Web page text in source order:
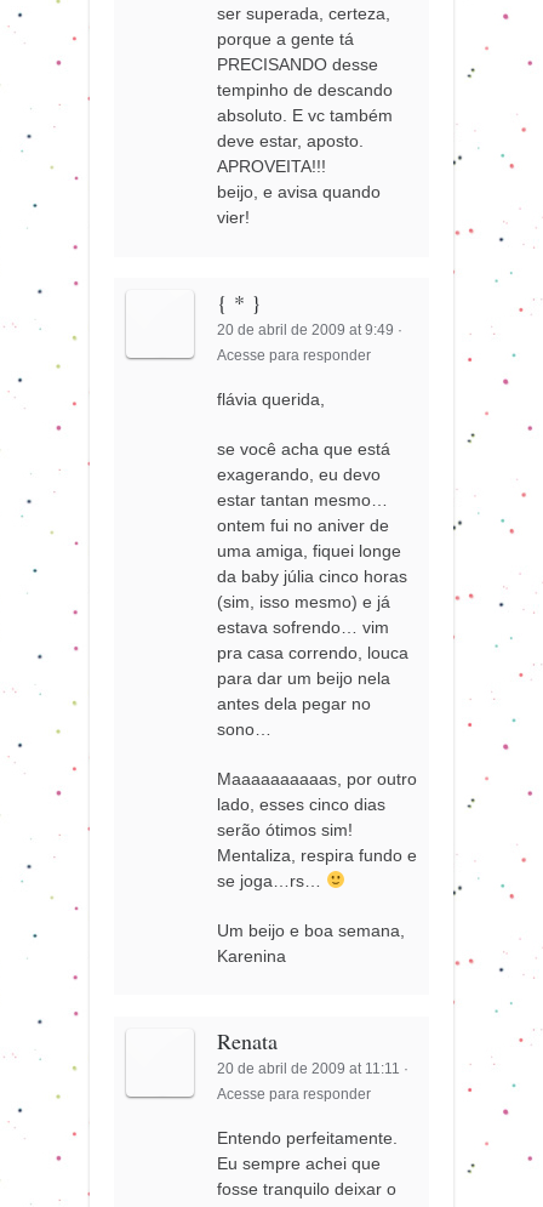
ser superada, certeza,
porque a gente tá
PRECISANDO desse
tempinho de descando
absoluto. E vc também
deve estar, aposto.
APROVEITA!!!
beijo, e avisa quando
vier!
{ * }
20 de abril de 2009 at 9:49 ·
Acesse para responder
flávia querida,
se você acha que está
exagerando, eu devo
estar tantan mesmo…
ontem fui no aniver de
uma amiga, fiquei longe
da baby júlia cinco horas
(sim, isso mesmo) e já
estava sofrendo… vim
pra casa correndo, louca
para dar um beijo nela
antes dela pegar no
sono…
Maaaaaaaaaas, por outro
lado, esses cinco dias
serão ótimos sim!
Mentaliza, respira fundo e
se joga…rs…
Um beijo e boa semana,
Karenina
Renata
20 de abril de 2009 at 11:11 ·
Acesse para responder
Entendo perfeitamente.
Eu sempre achei que
fosse tranquilo deixar o